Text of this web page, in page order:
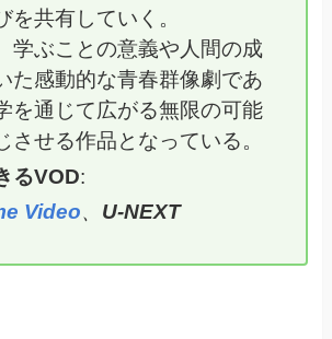
を共有していく。
学ぶことの意義や人間の成
た感動的な青春群像劇であ
を通じて広がる無限の可能
させる作品となっている。
るVOD:
Video、 U-NEXT